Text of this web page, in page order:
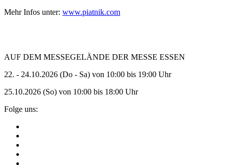
Mehr Infos unter: www.piatnik.com
AUF DEM MESSEGELÄNDE DER MESSE ESSEN
22. - 24.10.2026 (Do - Sa) von 10:00 bis 19:00 Uhr
25.10.2026 (So) von 10:00 bis 18:00 Uhr
Folge uns: